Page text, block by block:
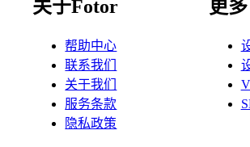
关于Fotor
帮助中心
联系我们
关于我们
服务条款
隐私政策
更多